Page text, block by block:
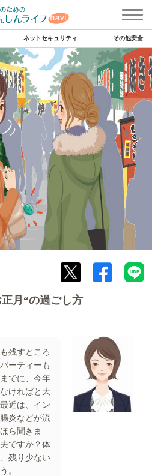
ネットセキュリティ その他安全
月“の過ごし方
残すところ
ーティーも
でに、今年
ければと大
近は、イン
炎などが流
ら聞きま
ですか？体
残り少ない
。